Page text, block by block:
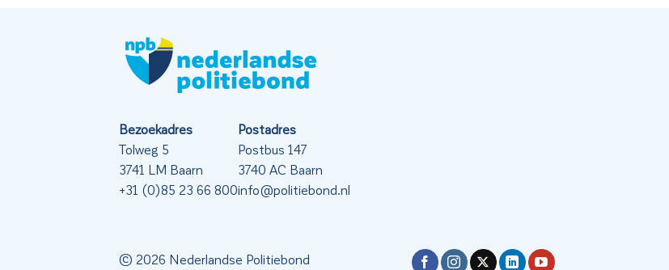
Bezoekadres
Tolweg 5
3741 LM Baarn
+31 (0)85 23 66 800
Postadres
Postbus 147
3740 AC Baarn
info@politiebond.nl
© 2026 Nederlandse Politiebond